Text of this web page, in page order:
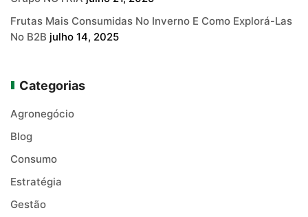
Frutas Mais Consumidas No Inverno E Como Explorá-Las
No B2B julho 14, 2025
Categorias
Agronegócio
Blog
Consumo
Estratégia
Gestão